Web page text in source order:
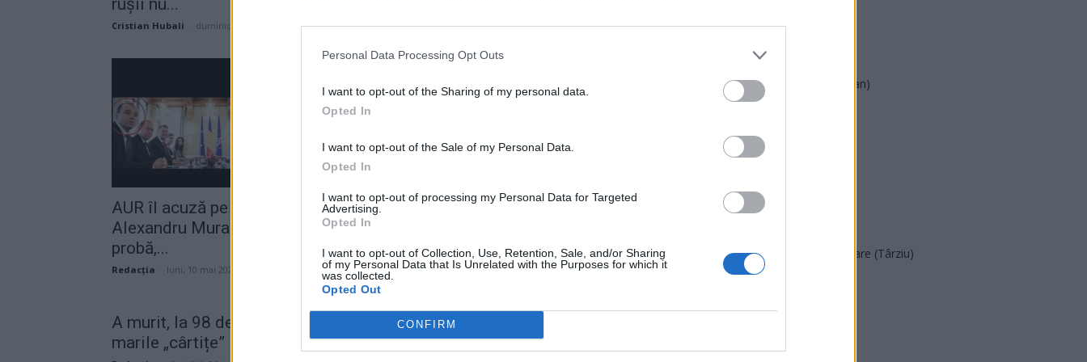
Personal Data Processing Opt Outs
I want to opt-out of the Sharing of my personal data.
Opted In
I want to opt-out of the Sale of my Personal Data.
Opted In
I want to opt-out of processing my Personal Data for Targeted
Advertising.
Opted In
I want to opt-out of Collection, Use, Retention, Sale, and/or Sharing
of my Personal Data that Is Unrelated with the Purposes for which it
was collected.
Opted Out
CONFIRM
Cristian Hubali duminică, 6 martie 2022 0
AUR îl acuză pe deputatul liberal
Alexandru Muraru, fără nicio
probă,...
Redacţia luni, 10 mai 2021 7
România sparge celula GRU de la
atașatului militar,...
Robert Mateescu - luni, 26 aprilie 2021 4
A murit, la 98 de ani, una dintre
marile „cârtițe” KGB...
PMP (Tomac)
Forța Dreptei (L. Orban)
SENS
POT (Gavrilă)
Acțiunea Conservatoare (Târziu)
PDF (Lazarus)
PNCR (Terheș)